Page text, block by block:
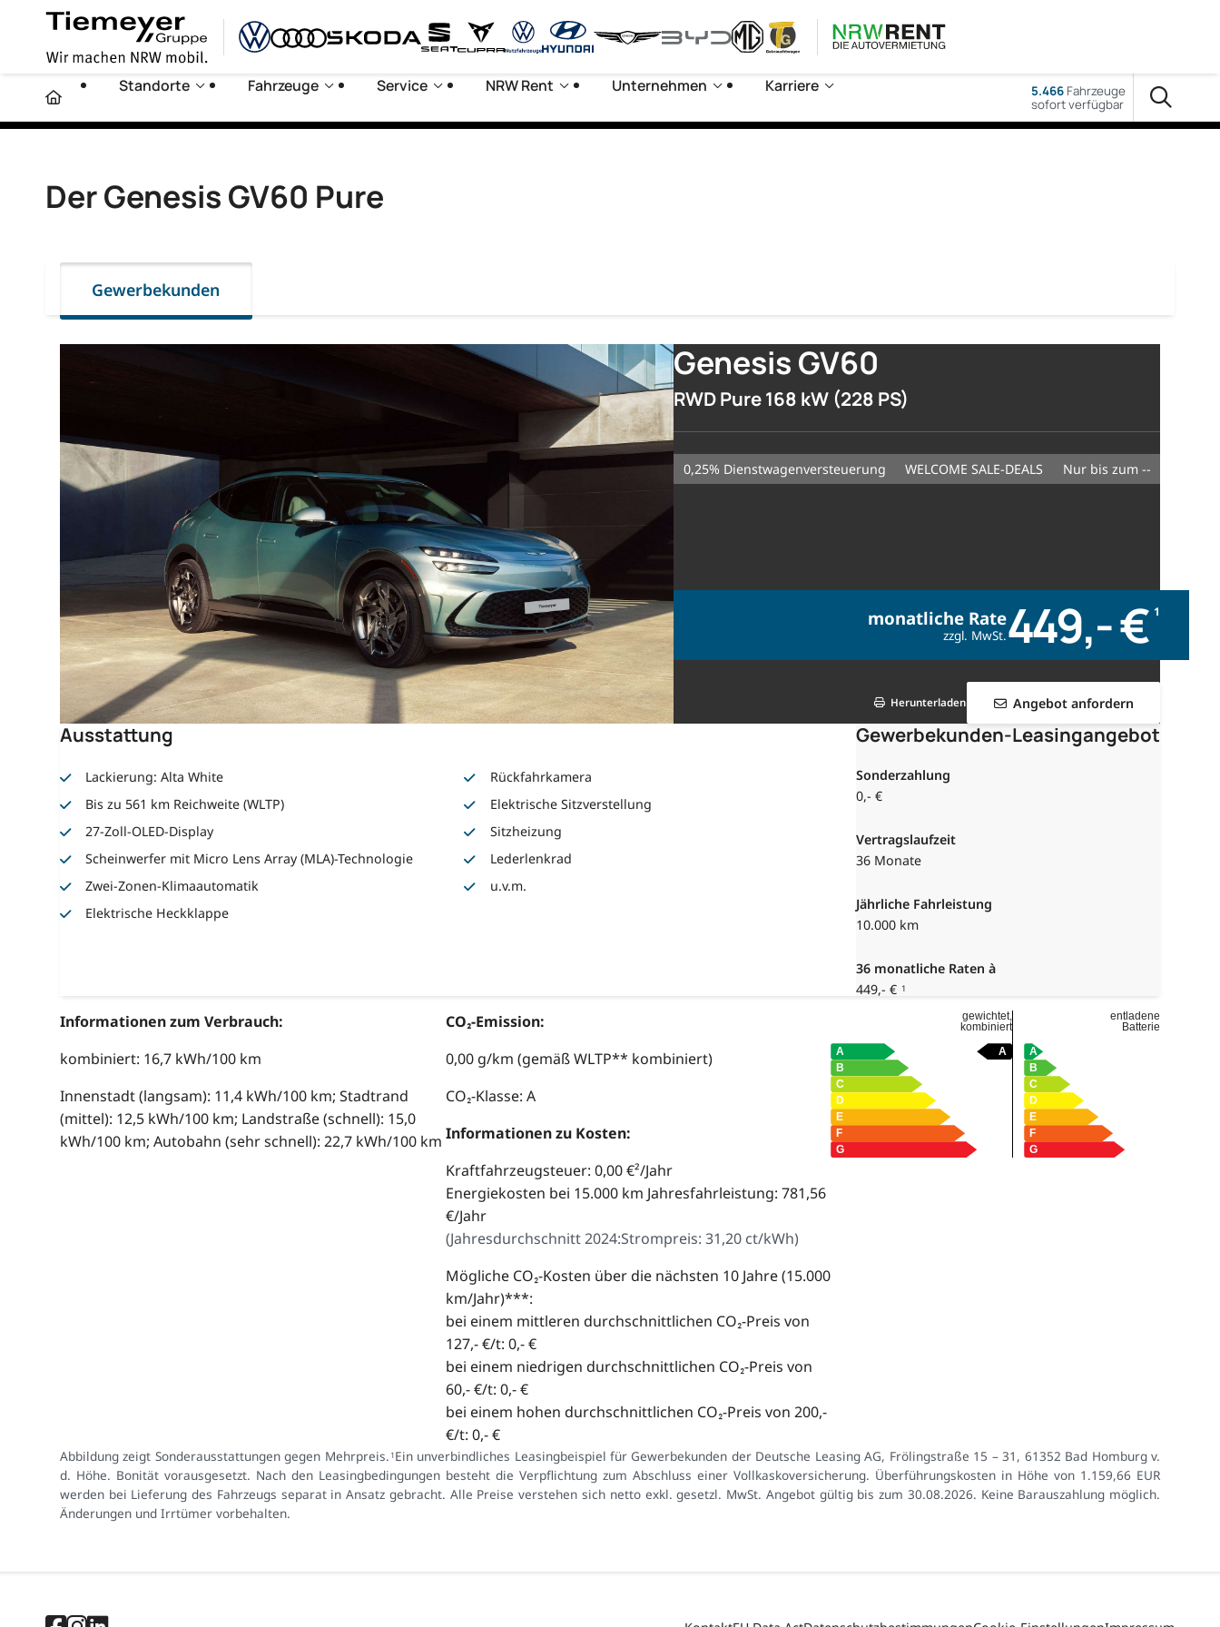
Standorte Fahrzeuge Service NRW Rent Unternehmen Karriere 5.466Fahrzeuge
sofort verfügbar
Der Genesis GV60 Pure
Gewerbekunden
Genesis GV60
RWD Pure 168 kW (228 PS)
0,25% Dienstwagenversteuerung WELCOME SALE-DEALS nur bis zum --
monatliche Rate
zzgl. MwSt.449,- € 1
Herunterladen Angebot anfordern
Ausstattung
Lackierung: Alta White
Bis zu 561 km Reichweite (WLTP)
27-Zoll-OLED-Display
Scheinwerfer mit Micro Lens Array (MLA)-Technologie
Zwei-Zonen-Klimaautomatik
Elektrische Heckklappe
Rückfahrkamera
Elektrische Sitzverstellung
Sitzheizung
Lederlenkrad
u.v.m.
Gewerbekunden-Leasingangebot
Sonderzahlung
0,- €
Vertragslaufzeit
36 Monate
Jährliche Fahrleistung
10.000 km
36 monatliche Raten à
449,- € 1
Informationen zum Verbrauch:
kombiniert: 16,7 kWh/100 km
Innenstadt (langsam): 11,4 kWh/100 km; Stadtrand
(mittel): 12,5 kWh/100 km; Landstraße (schnell): 15,0
kWh/100 km; Autobahn (sehr schnell): 22,7 kWh/100 km
CO₂-Emission:
0,00 g/km (gemäß WLTP** kombiniert)
CO₂-Klasse: A
Informationen zu Kosten:
Kraftfahrzeugsteuer: 0,00 €²/Jahr
Energiekosten bei 15.000 km Jahresfahrleistung: 781,56
€/Jahr
(Jahresdurchschnitt 2024:Strompreis: 31,20 ct/kWh)
Mögliche CO₂-Kosten über die nächsten 10 Jahre (15.000
km/Jahr)***:
bei einem mittleren durchschnittlichen CO₂-Preis von
127,- €/t: 0,- €
bei einem niedrigen durchschnittlichen CO₂-Preis von
60,- €/t: 0,- €
bei einem hohen durchschnittlichen CO₂-Preis von 200,-
€/t: 0,- €
gewichtet,
kombiniert
entladene
Batterie
Abbildung zeigt Sonderausstattungen gegen Mehrpreis. 1Ein unverbindliches Leasingbeispiel für Gewerbekunden der Deutsche Leasing AG, Frölingstraße 15 – 31, 61352 Bad Homburg v.
d. Höhe. Bonität vorausgesetzt. Nach den Leasingbedingungen besteht die Verpflichtung zum Abschluss einer Vollkaskoversicherung. Überführungskosten in Höhe von 1.159,66 EUR
werden bei Lieferung des Fahrzeugs separat in Ansatz gebracht. Alle Preise verstehen sich netto exkl. gesetzl. MwSt. Angebot gültig bis zum 30.08.2026. Keine Barauszahlung möglich.
Änderungen und Irrtümer vorbehalten.